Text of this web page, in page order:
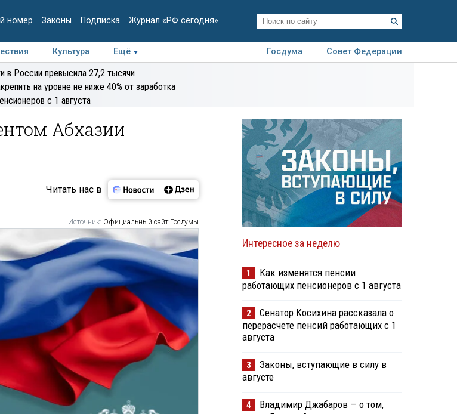
номер Законы Подписка Журнал «РФ сегодня»
Культура Ещё Госдума
Совет Федерации
Интервью Колумнисты
экспертиза
в России превысила 27,2 тысячи
на уровне не ниже 40% от заработка
с 1 августа
Абхазии
Читать нас в
Источник: Официальный сайт Госдумы
Интересное за неделю
1
Как изменятся пенсии
работающих пенсионеров с 1 августа
2
Сенатор Косихина рассказала о
перерасчете пенсий работающих с 1
августа
3
Законы, вступающие в силу в
августе
4
Владимир Джабаров — о том,